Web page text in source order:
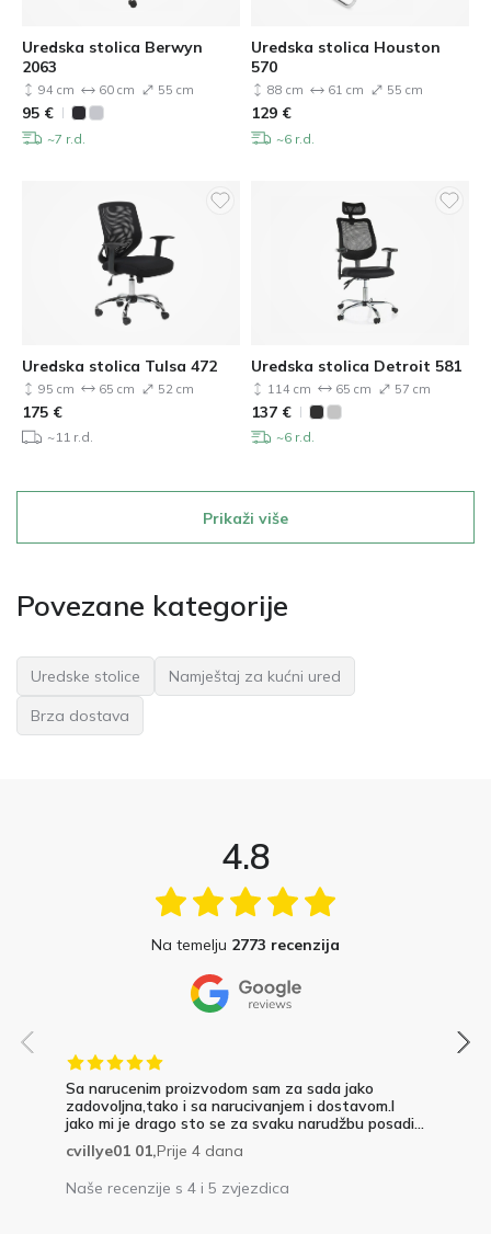
Uredska stolica Berwyn
2063
94 cm 60 cm 55 cm
95 €
~7 r.d.
Uredska stolica Houston
570
88 cm 61 cm 55 cm
129 €
~6 r.d.
Uredska stolica Tulsa 472
95 cm 65 cm 52 cm
175 €
~11 r.d.
Uredska stolica Detroit 581
114 cm 65 cm 57 cm
137 €
~6 r.d.
Prikaži više
Povezane kategorije
Uredske stolice
Namještaj za kućni ured
Brza dostava
4.8
Na temelju 2773 recenzija
Sa narucenim proizvodom sam za sada jako
zadovoljna,tako i sa narucivanjem i dostavom.I
jako mi je drago sto se za svaku narudžbu posadi...
cvillye01 01,Prije 4 dana
Naše recenzije s 4 i 5 zvjezdica